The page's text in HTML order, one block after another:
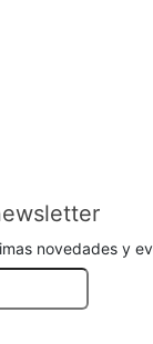
novedades y